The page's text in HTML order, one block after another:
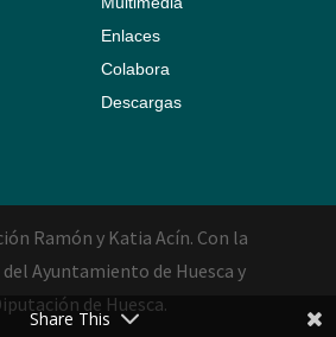
Enlaces
Colabora
Descargas
Ramón y Katia Acín. Con la
Ayuntamiento de Huesca y
de Huesca.
Share This